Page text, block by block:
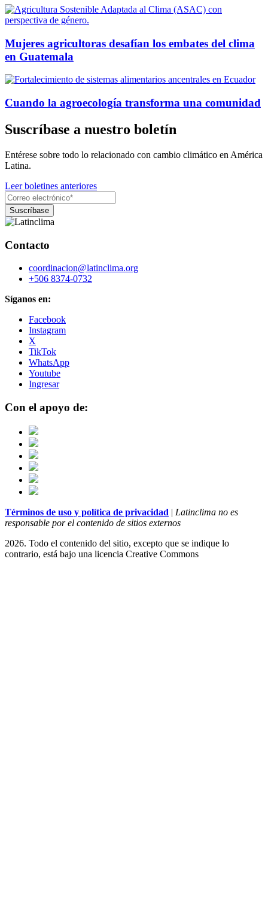
Mujeres agricultoras desafían los embates del clima
en Guatemala
Cuando la agroecología transforma una comunidad
Suscríbase a nuestro boletín
Entérese sobre todo lo relacionado con cambio climático en América
Latina.
Leer boletines anteriores
Contacto
coordinacion@latinclima.org
+506 8374-0732
Síganos en:
Facebook
Instagram
X
TikTok
WhatsApp
Youtube
Ingresar
Con el apoyo de:
Términos de uso y política de privacidad | Latinclima no es
responsable por el contenido de sitios externos
2026. Todo el contenido del sitio, excepto que se indique lo
contrario, está bajo una licencia Creative Commons